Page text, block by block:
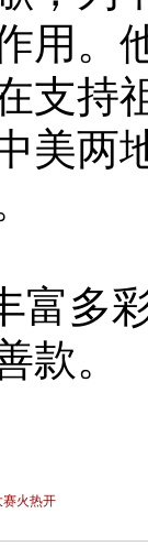
用。
支持
美两
富多
款。
赛火热开